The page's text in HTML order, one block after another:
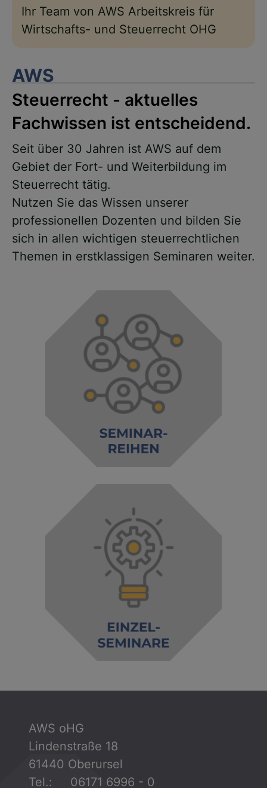
Ihr Team von AWS Arbeitskreis für
Wirtschafts- und Steuerrecht OHG
AWS
Steuerrecht - aktuelles
Fachwissen ist entscheidend.
Seit über 30 Jahren ist AWS auf dem
Gebiet der Fort- und Weiterbildung im
Steuerrecht tätig.
Nutzen Sie das Wissen unserer
professionellen Dozenten und bilden Sie
sich in allen wichtigen steuerrechtlichen
Themen in erstklassigen Seminaren weiter.
AWS oHG
Lindenstraße 18
61440 Oberursel
Tel.: 06171 6996 - 0